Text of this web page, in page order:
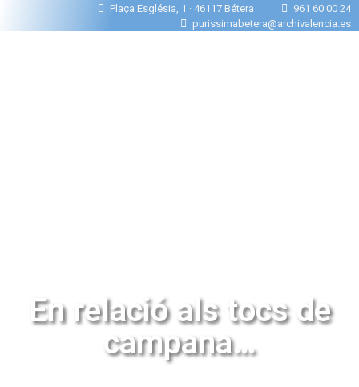
Plaça Església, 1 · 46117 Bétera
961 60 00 24
purissimabetera@archivalencia.es
En relació als tocs de
campana…